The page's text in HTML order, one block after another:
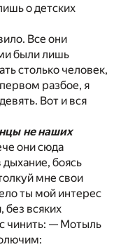
о детских
Все они
были лишь
столько человек,
разбое, я
Вот и вся
не наших
они сюда
боясь
мне свои
ты мой интерес
без всяких
чинить: — Мотыль